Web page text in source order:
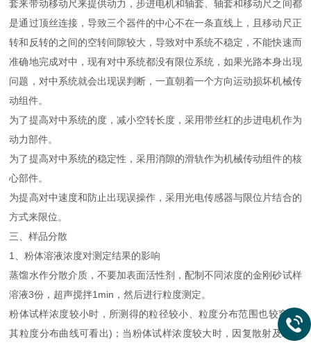
套来带动移动尺来提供动力，步进电机和轴套、轴套和移动尺之间都
是通过顶丝连接，导致三个器件的中心不在一条直线上，且移动尺正
转和反转的之间的空转间隙较大，导致对中系统不稳定，不能快速而
准确地完成对中，现有对中系统都没有限位系统，如果光路本身出现
问题，对中系统就会出现误判断，一直朝着一个方向运动损坏机械传
动组件。
为了提高对中系统的度，减小空转长度，采用带丝杠的步进电机作为
动力部件。
为了提高对中系统的稳定性，采用消隙的滑轨作为机械传动组件的核
心部件。
为提高对中速度和防止出现误操作，采用光电传感器与限位片结合的
方式来限位。
三、样品分散
1、粉体溶液浓度对测定结果的影响
蒸馏水作分散介质，不要加表面活性剂，配制不同浓度的金刚砂试样
溶液3份，超声搅拌1min，然后进行粒度测定。
粉体试样浓度较小时，所测得的粒径较小、粒度分布范围也较窄(由
其粒度分布曲线可看出)；当粉体试样浓度较大时，因复散射及颗粒